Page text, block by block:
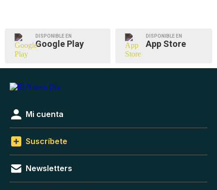
DISPONIBLE EN
Google Play
DISPONIBLE EN
App Store
Mi cuenta
Suscríbete
Newsletters